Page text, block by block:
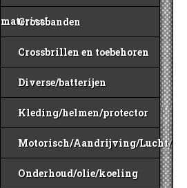
materiaal
Crossbanden
Crossbrillen en toebehoren
Diverse/batterijen
Kleding/helmen/protector
Motorisch/Aandrijving/Lucht/
Onderhoud/olie/koeling